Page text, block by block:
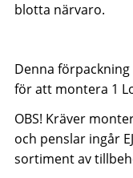
blotta närvaro.
Denna
för att montera 1
OBS! Kräver
och penslar ingår
sortiment av